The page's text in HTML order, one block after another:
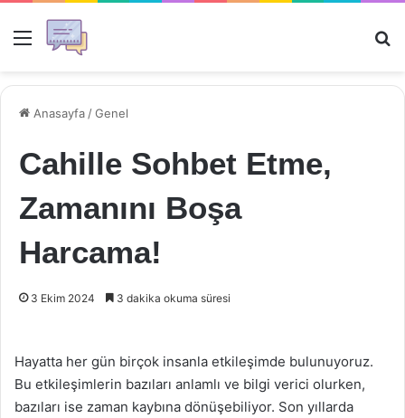
Menü
Anasayfa /Genel
Cahille Sohbet Etme,
Zamanını Boşa
Harcama!
3 Ekim 2024 3 dakika okuma süresi
Hayatta her gün birçok insanla etkileşimde bulunuyoruz.
Bu etkileşimlerin bazıları anlamlı ve bilgi verici olurken,
bazıları ise zaman kaybına dönüşebiliyor. Son yıllarda